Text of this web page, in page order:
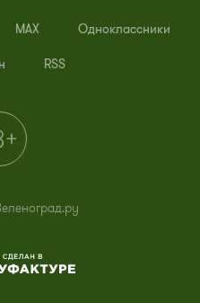
MAX Одноклассники
RSS